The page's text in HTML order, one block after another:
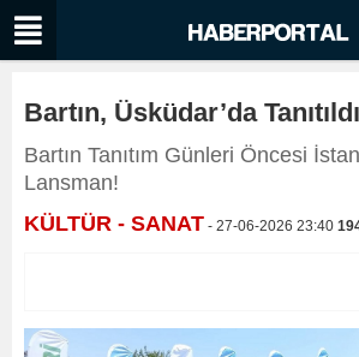
Bartın, Üsküdar’da Tanıtıldı
Bartın Tanıtım Günleri Öncesi
Lansman!
KÜLTÜR - SANAT - 27-06-2026 23:40